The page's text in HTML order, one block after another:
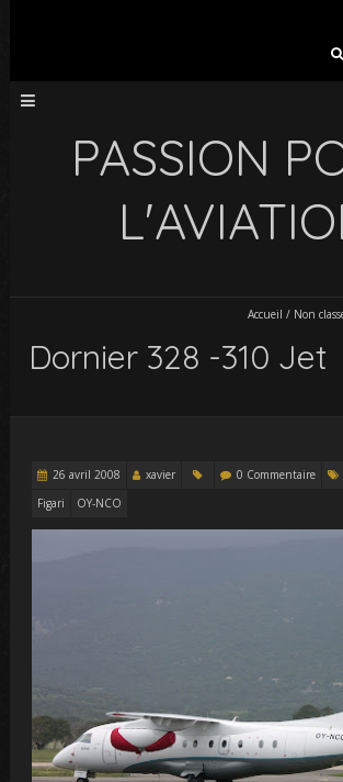
PASSION
Accueil / Non
Dornier 328 -310 Jet
26 avril 2008 xavier 0 Commentaire
Figari
OY-NCO